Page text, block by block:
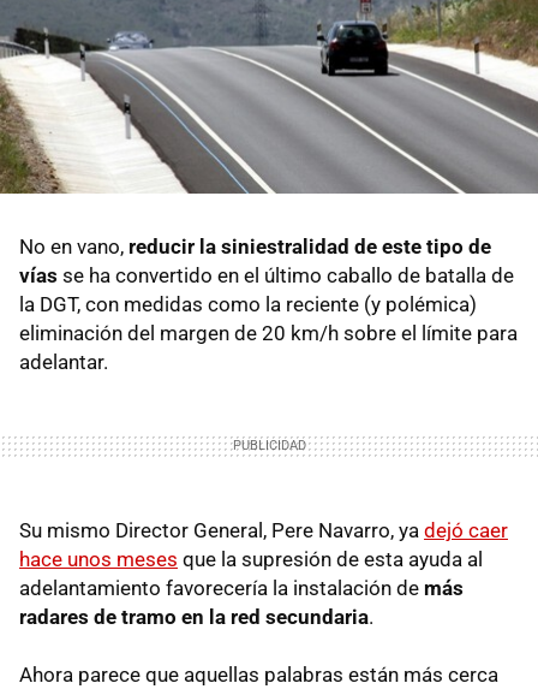
No en vano, reducir la siniestralidad de este tipo de
vías se ha convertido en el último caballo de batalla de
la DGT, con medidas como la reciente (y polémica)
eliminación del margen de 20 km/h sobre el límite para
adelantar.
Su mismo Director General, Pere Navarro, ya dejó caer
hace unos meses que la supresión de esta ayuda al
adelantamiento favorecería la instalación de más
radares de tramo en la red secundaria.
Ahora parece que aquellas palabras están más cerca